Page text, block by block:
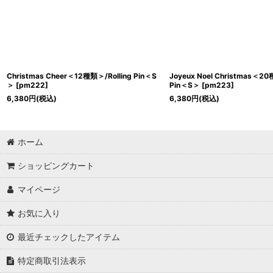
Christmas Cheer＜12種類＞/Rolling Pin＜S
＞ [pm222]
6,380円(税込)
Joyeux Noel Christmas＜20
Pin＜S＞ [pm223]
6,380円(税込)
ホーム
ショッピングカート
マイページ
お気に入り
最近チェックしたアイテム
特定商取引法表示